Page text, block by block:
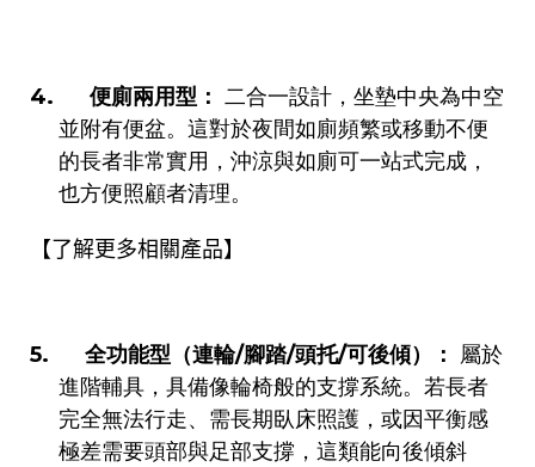
4. 便廁兩用型： 二合一設計，坐墊中央為中空
並附有便盆。這對於夜間如廁頻繁或移動不便
的長者非常實用，沖涼與如廁可一站式完成，
也方便照顧者清理。
【了解更多相關產品】
5. 全功能型（連輪/腳踏/頭托/可後傾）： 屬於
進階輔具，具備像輪椅般的支撐系統。若長者
完全無法行走、需長期臥床照護，或因平衡感
極差需要頭部與足部支撐，這類能向後傾斜